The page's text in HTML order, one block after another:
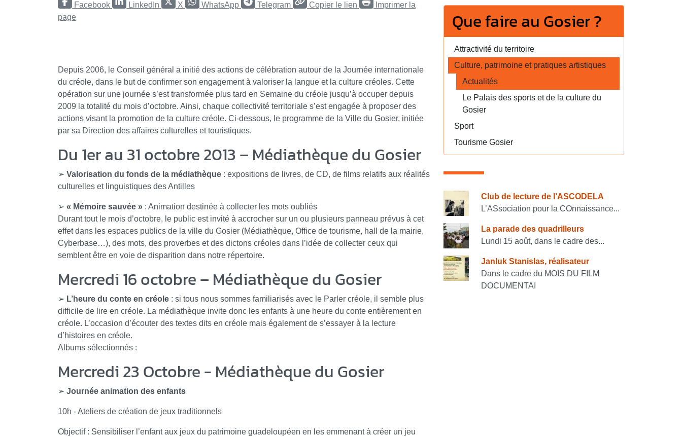
Facebook LinkedIn X WhatsApp Telegram Copier le lien
Imprimer la
page
Depuis 2006, le Conseil général a initié des actions de célébration autour de la Journée internationale
du créole, dans le but de confirmer son engagement à valoriser la langue et la culture créoles. Cette
opération sur une journée s’est transformée plus tard en Semaine du créole jusqu’à occuper depuis
2009 la totalité du mois d’octobre. Ainsi, chaque collectivité territoriale s’est engagée à proposer des
actions visant la promotion de la culture créole. Ci-dessous, le programme de la Ville du Gosier, initiée
par sa Direction des affaires culturelles et touristiques.
Du 1er au 31 octobre 2013 – Médiathèque du Gosier
➢ Valorisation du fonds de la médiathèque : expositions de livres, de CD, de films relatifs aux réalités
culturelles et linguistiques des Antilles
➢ « Mémoire sauvée » : Animation destinée à collecter les mots oubliés
Durant tout le mois d’octobre, le public est invité à accrocher sur un ou plusieurs panneau prévus à cet
effet dans les espaces publics de la ville du Gosier (Médiathèque, Office de tourisme, hall de la mairie,
Cyberbase…), des mots, des proverbes et des dictons créoles dans l’idée de collecter ceux qui
semblent être en voie de disparition dans notre répertoire.
Mercredi 16 octobre – Médiathèque du Gosier
➢ L’heure du conte en créole : si tous nous sommes familiarisés avec le Parler créole, il semble plus
difficile de lire en créole. La médiathèque invite donc les enfants à une heure du conte entièrement en
créole. L’occasion d’écouter des textes dits en créole mais également de s’essayer à la lecture
d’histoires en créole.
Albums sélectionnés :
Mercredi 23 Octobre - Médiathèque du Gosier
➢ Journée animation des enfants
10h - Ateliers de création de jeux traditionnels
Objectif : Sensibiliser l’enfant aux jeux du patrimoine guadeloupéen en les emmenant à créer un jeu
Que faire au Gosier ?
Attractivité du territoire
Culture, patrimoine et pratiques artistiques
Actualités
Le Palais des sports et de la culture du
Gosier
Sport
Tourisme Gosier
Consulter également
Club de lecture de l’ASCODELA
L’ASsociation pour la COnnaissance...
La parade des quadrilleurs
Lundi 15 août, dans le cadre des...
Janluk Stanislas, réalisateur
Dans le cadre du MOIS DU FILM
DOCUMENTAI